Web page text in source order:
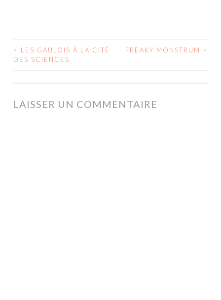
NAVIGATION
ARTICLES
<
LES GAULOIS À LA CITÉ
DES SCIENCES
FREAKY MONSTRUM >
LAISSER UN COMMENTAIRE